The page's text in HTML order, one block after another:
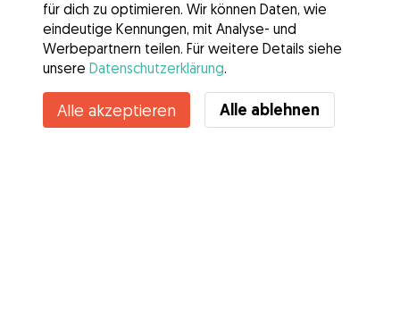
für dich zu optimieren. Wir können Daten, wie
eindeutige Kennungen, mit Analyse- und
Werbepartnern teilen. Für weitere Details siehe
unsere Datenschutzerklärung.
Alle akzeptieren Alle ablehnen